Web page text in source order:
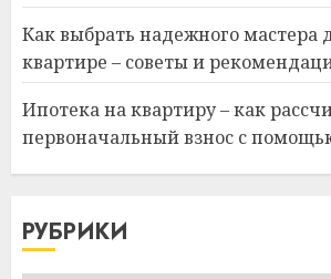
Как выбрать надежного мастера
квартире – советы и
Ипотека на квартиру – как
первоначальный взнос с
РУБРИКИ